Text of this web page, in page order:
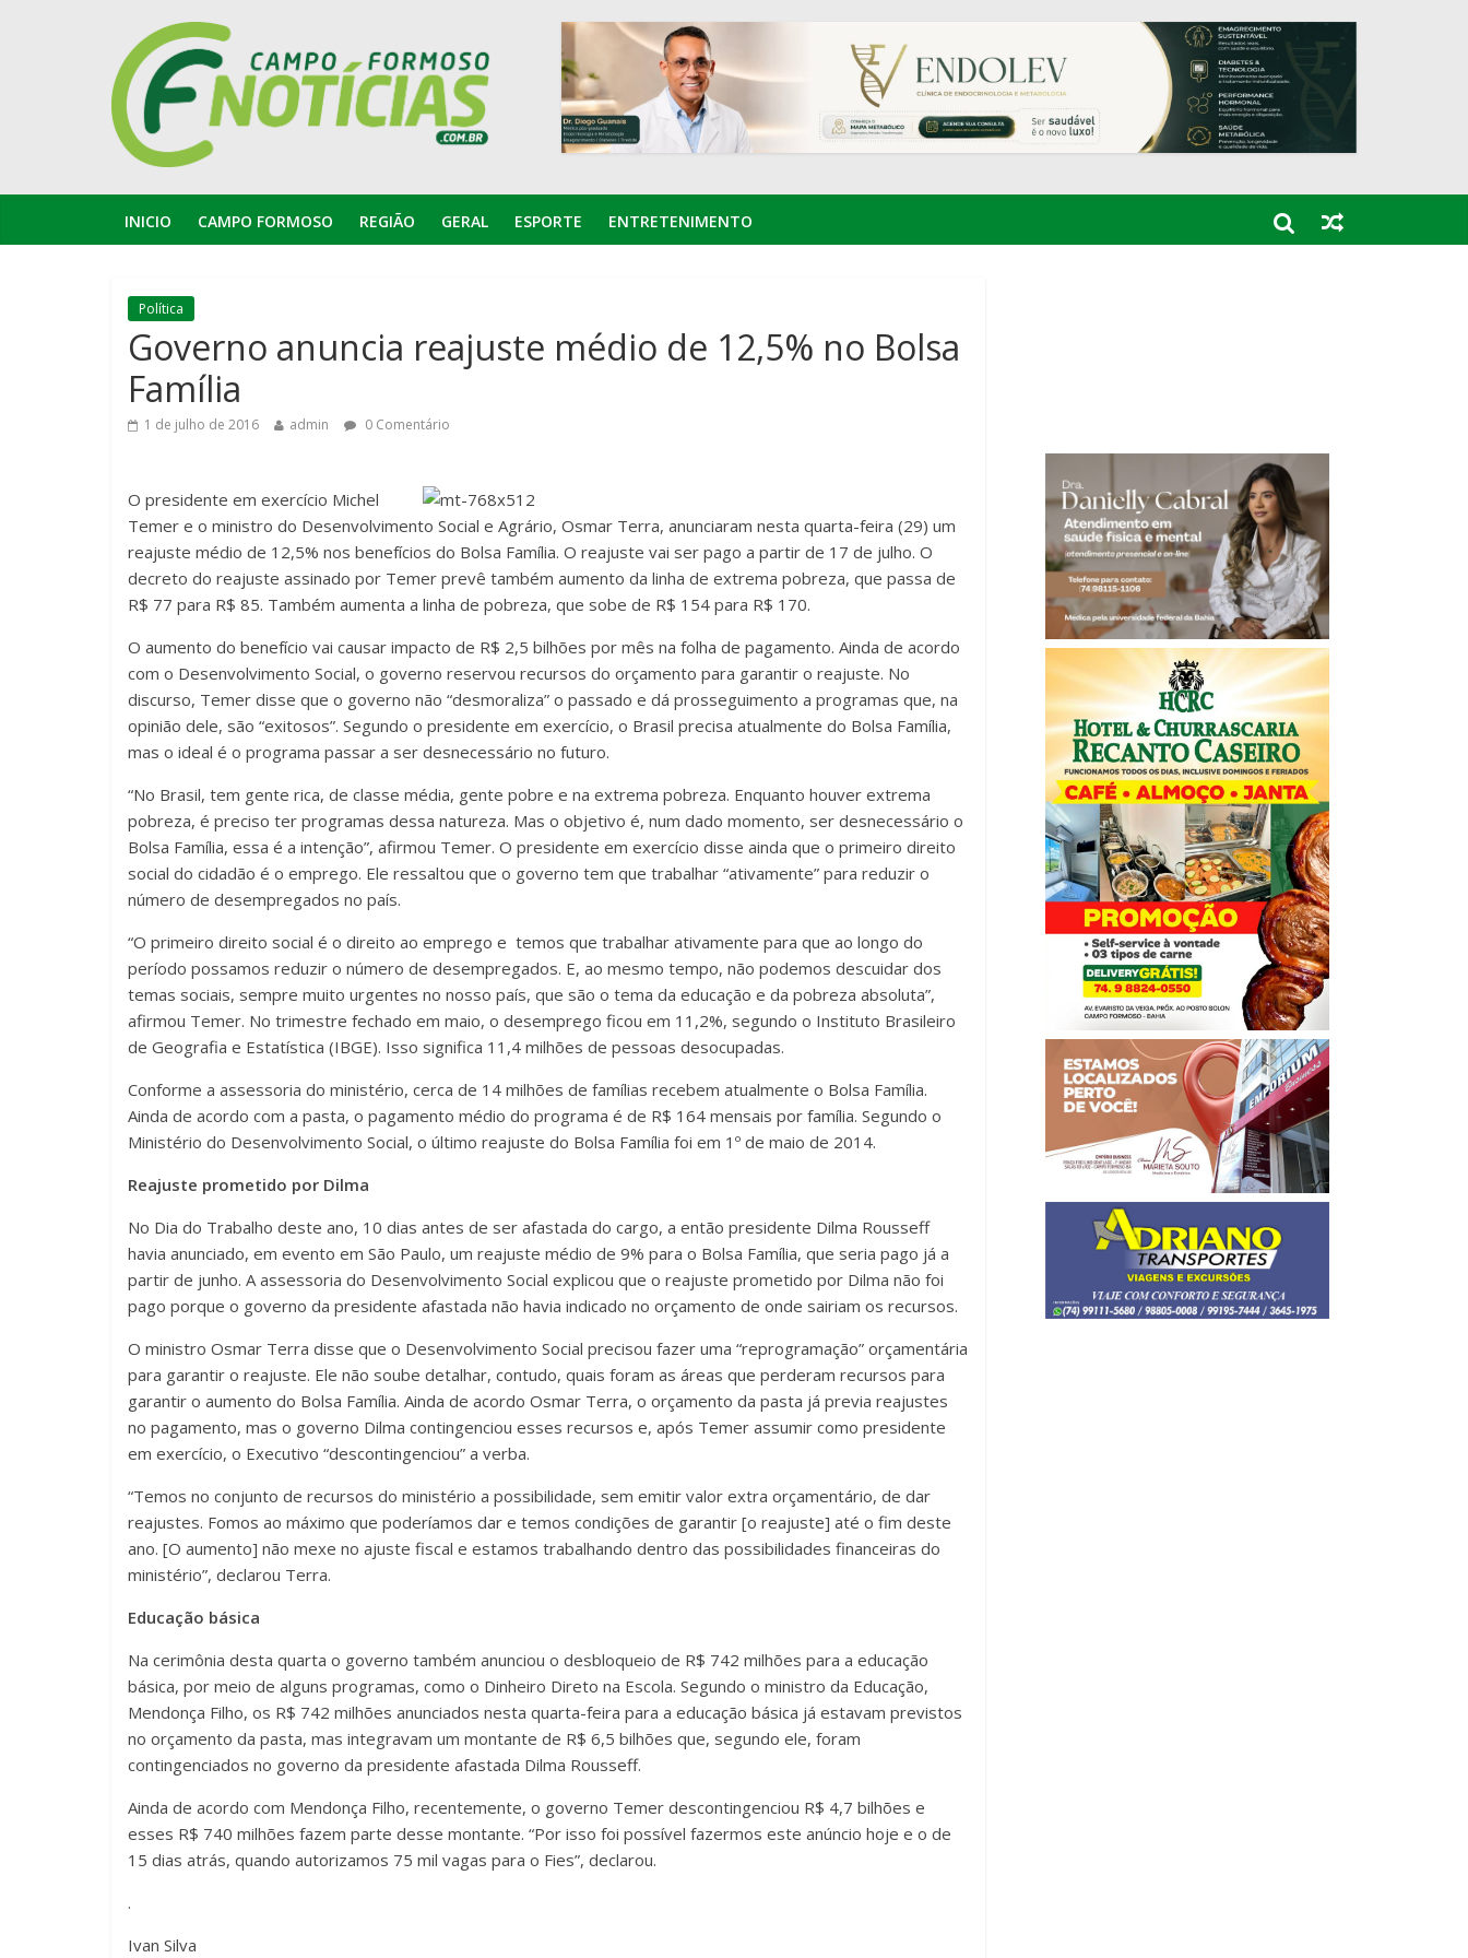
INICIO CAMPO FORMOSO REGIÃO GERAL ESPORTE ENTRETENIMENTO
Política
Governo anuncia reajuste médio de 12,5% no Bolsa
Família
1 de julho de 2016 admin 0 Comentário
O presidente em exercício Michel
Temer e o ministro do Desenvolvimento Social e Agrário, Osmar Terra, anunciaram nesta quarta-feira (29) um
reajuste médio de 12,5% nos benefícios do Bolsa Família. O reajuste vai ser pago a partir de 17 de julho. O
decreto do reajuste assinado por Temer prevê também aumento da linha de extrema pobreza, que passa de
R$ 77 para R$ 85. Também aumenta a linha de pobreza, que sobe de R$ 154 para R$ 170.
O aumento do benefício vai causar impacto de R$ 2,5 bilhões por mês na folha de pagamento. Ainda de acordo
com o Desenvolvimento Social, o governo reservou recursos do orçamento para garantir o reajuste. No
discurso, Temer disse que o governo não “desmoraliza” o passado e dá prosseguimento a programas que, na
opinião dele, são “exitosos”. Segundo o presidente em exercício, o Brasil precisa atualmente do Bolsa Família,
mas o ideal é o programa passar a ser desnecessário no futuro.
“No Brasil, tem gente rica, de classe média, gente pobre e na extrema pobreza. Enquanto houver extrema
pobreza, é preciso ter programas dessa natureza. Mas o objetivo é, num dado momento, ser desnecessário o
Bolsa Família, essa é a intenção”, afirmou Temer. O presidente em exercício disse ainda que o primeiro direito
social do cidadão é o emprego. Ele ressaltou que o governo tem que trabalhar “ativamente” para reduzir o
número de desempregados no país.
“O primeiro direito social é o direito ao emprego e temos que trabalhar ativamente para que ao longo do
período possamos reduzir o número de desempregados. E, ao mesmo tempo, não podemos descuidar dos
temas sociais, sempre muito urgentes no nosso país, que são o tema da educação e da pobreza absoluta”,
afirmou Temer. No trimestre fechado em maio, o desemprego ficou em 11,2%, segundo o Instituto Brasileiro
de Geografia e Estatística (IBGE). Isso significa 11,4 milhões de pessoas desocupadas.
Conforme a assessoria do ministério, cerca de 14 milhões de famílias recebem atualmente o Bolsa Família.
Ainda de acordo com a pasta, o pagamento médio do programa é de R$ 164 mensais por família. Segundo o
Ministério do Desenvolvimento Social, o último reajuste do Bolsa Família foi em 1º de maio de 2014.
Reajuste prometido por Dilma
No Dia do Trabalho deste ano, 10 dias antes de ser afastada do cargo, a então presidente Dilma Rousseff
havia anunciado, em evento em São Paulo, um reajuste médio de 9% para o Bolsa Família, que seria pago já a
partir de junho. A assessoria do Desenvolvimento Social explicou que o reajuste prometido por Dilma não foi
pago porque o governo da presidente afastada não havia indicado no orçamento de onde sairiam os recursos.
O ministro Osmar Terra disse que o Desenvolvimento Social precisou fazer uma “reprogramação” orçamentária
para garantir o reajuste. Ele não soube detalhar, contudo, quais foram as áreas que perderam recursos para
garantir o aumento do Bolsa Família. Ainda de acordo Osmar Terra, o orçamento da pasta já previa reajustes
no pagamento, mas o governo Dilma contingenciou esses recursos e, após Temer assumir como presidente
em exercício, o Executivo “descontingenciou” a verba.
“Temos no conjunto de recursos do ministério a possibilidade, sem emitir valor extra orçamentário, de dar
reajustes. Fomos ao máximo que poderíamos dar e temos condições de garantir [o reajuste] até o fim deste
ano. [O aumento] não mexe no ajuste fiscal e estamos trabalhando dentro das possibilidades financeiras do
ministério”, declarou Terra.
Educação básica
Na cerimônia desta quarta o governo também anunciou o desbloqueio de R$ 742 milhões para a educação
básica, por meio de alguns programas, como o Dinheiro Direto na Escola. Segundo o ministro da Educação,
Mendonça Filho, os R$ 742 milhões anunciados nesta quarta-feira para a educação básica já estavam previstos
no orçamento da pasta, mas integravam um montante de R$ 6,5 bilhões que, segundo ele, foram
contingenciados no governo da presidente afastada Dilma Rousseff.
Ainda de acordo com Mendonça Filho, recentemente, o governo Temer descontingenciou R$ 4,7 bilhões e
esses R$ 740 milhões fazem parte desse montante. “Por isso foi possível fazermos este anúncio hoje e o de
15 dias atrás, quando autorizamos 75 mil vagas para o Fies”, declarou.
.
Ivan Silva